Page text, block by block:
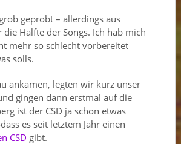
geprobt – allerdings aus
Hälfte der Songs. Ich hab mich
mehr so schlecht vorbereitet
solls.
ankamen, legten wir kurz unser
gingen dann erstmal auf die
ist der CSD ja schon etwas
es seit letztem Jahr einen
CSD gibt.